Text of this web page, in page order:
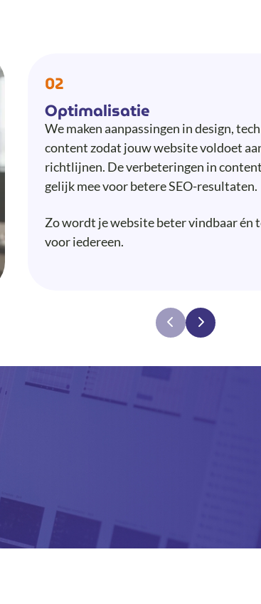
02
Optimalisatie
We maken aanpassingen in design,
content zodat jouw website voldoet
richtlijnen. De verbeteringen in
gelijk mee voor betere SEO-resultaten.
Zo wordt je website beter vindbaar én
voor iedereen.